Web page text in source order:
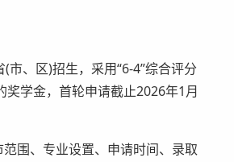
、区)招生，采用“6-4”综合评分
学金，首轮申请截止2026年1月
围、专业设置、申请时间、录取